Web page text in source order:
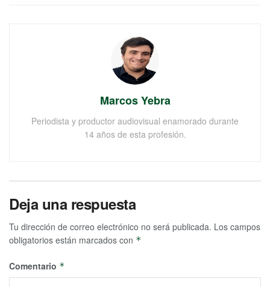
Marcos Yebra
Periodista y productor audiovisual enamorado durante
14 años de esta profesión.
Deja una respuesta
Tu dirección de correo electrónico no será publicada. Los campos
obligatorios están marcados con *
Comentario *